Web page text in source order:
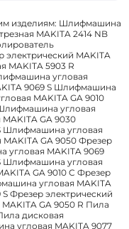
изделиям: Шлифмашина
MAKITA 2414 NB
электрический MAKITA
MAKITA 5903 R
угловая
9069 S Шлифмашина
MAKITA GA 9010
угловая
GA 9030
Шлифмашина угловая
GA 9050 Фрезер
угловая MAKITA 9069
Шлифмашина угловая
GA 9010 C Фрезер
угловая MAKITA
Фрезер электрический
GA 9050 R Пила
дисковая
угловая MAKITA 9077